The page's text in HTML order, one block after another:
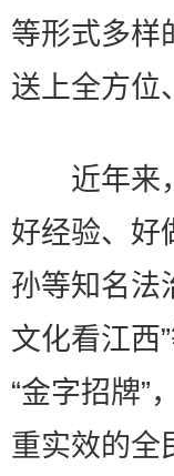
等形式多样
送上全方位
近年来，
好经验、好
孙等知名法
文化看江西
“金字招牌”
重实效的全